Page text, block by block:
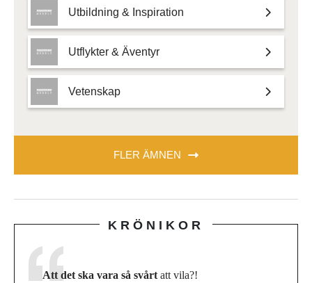
Utbildning & Inspiration
Utflykter & Äventyr
Vetenskap
FLER ÄMNEN
KRÖNIKOR
Att det ska vara så svårtatt vila?!